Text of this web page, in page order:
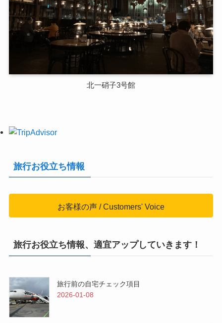
北一硝子3号館
旅行お役立ち情報
お客様の声 / Customers' Voice
旅行お役立ち情報、適宜アップしていきます！
旅行前の自宅チェック項目
2026-01-08